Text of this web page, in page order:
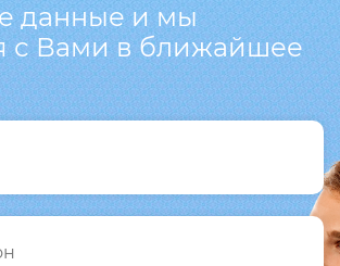
данные и мы
с Вами в ближайшее